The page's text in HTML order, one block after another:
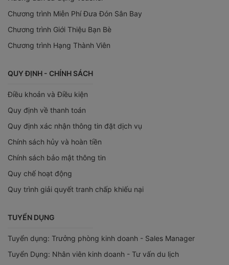
Chương trình Miễn Phí Đưa Đón Sân Bay
Chương trình Giới Thiệu Bạn Bè
Chương trình Hạng Thành Viên
QUY ĐỊNH - CHÍNH SÁCH
Điều khoản và Điều kiện
Quy định về thanh toán
Quy định xác nhận thông tin đặt dịch vụ
Chính sách hủy và hoàn tiền
Chính sách bảo mật thông tin
Quy chế hoạt động
Quy trình giải quyết tranh chấp khiếu nại
TUYỂN DỤNG
Tuyển dụng: Trưởng phòng kinh doanh - Sales Manager
Tuyển Dụng: Nhân viên kinh doanh - Tư vấn du lịch